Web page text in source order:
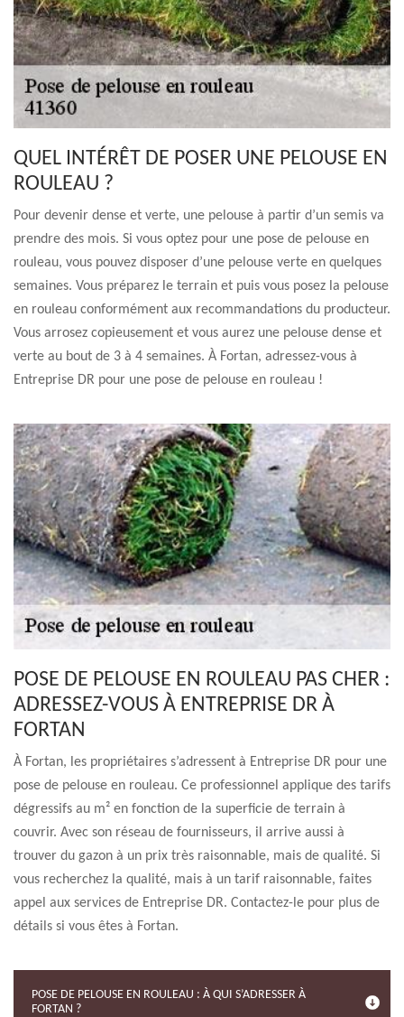
QUEL INTÉRÊT DE POSER UNE PELOUSE EN
ROULEAU ?
Pour devenir dense et verte, une pelouse à partir d’un semis va
prendre des mois. Si vous optez pour une pose de pelouse en
rouleau, vous pouvez disposer d’une pelouse verte en quelques
semaines. Vous préparez le terrain et puis vous posez la pelouse
en rouleau conformément aux recommandations du producteur.
Vous arrosez copieusement et vous aurez une pelouse dense et
verte au bout de 3 à 4 semaines. À Fortan, adressez-vous à
Entreprise DR pour une pose de pelouse en rouleau !
POSE DE PELOUSE EN ROULEAU PAS CHER :
ADRESSEZ-VOUS À ENTREPRISE DR À
FORTAN
À Fortan, les propriétaires s’adressent à Entreprise DR pour une
pose de pelouse en rouleau. Ce professionnel applique des tarifs
dégressifs au m² en fonction de la superficie de terrain à
couvrir. Avec son réseau de fournisseurs, il arrive aussi à
trouver du gazon à un prix très raisonnable, mais de qualité. Si
vous recherchez la qualité, mais à un tarif raisonnable, faites
appel aux services de Entreprise DR. Contactez-le pour plus de
détails si vous êtes à Fortan.
POSE DE PELOUSE EN ROULEAU : À QUI S’ADRESSER À
FORTAN ?